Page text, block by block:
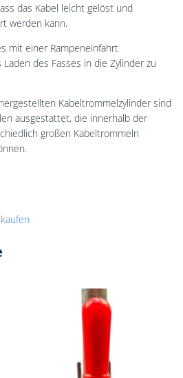
das Kabel leicht gelöst und
werden kann.
mit einer Rampeneinfahrt
des Fasses in die Zylinder zu
Kabeltrommelzylinder sind
ausgestattet, die innerhalb der
großen Kabeltrommeln